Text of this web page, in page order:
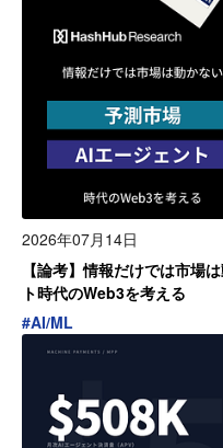
2026年07月14日
【論考】情報だけでは市場
ト時代のWeb3を考える
#AI/ML